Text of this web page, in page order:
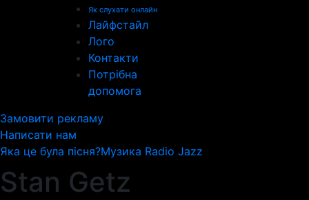
Як слухати онлайн
Лайфстайл
Лого
Контакти
Потрібна
допомога
Замовити рекламу
Написати нам
Яка це була пісня?Музика Radio Jazz
Stan Getz